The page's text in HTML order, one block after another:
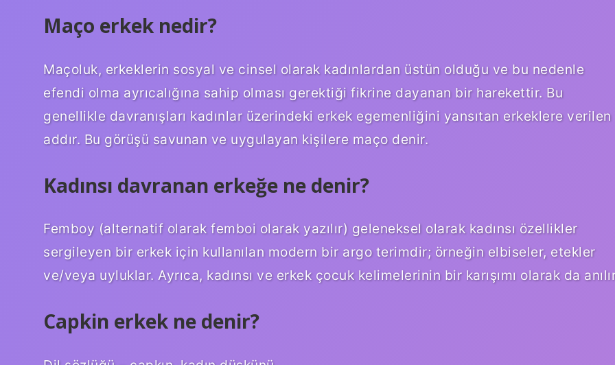
Maço erkek nedir?
Maçoluk, erkeklerin sosyal ve cinsel olarak kadınlardan üstün olduğu ve bu nedenle
efendi olma ayrıcalığına sahip olması gerektiği fikrine dayanan bir harekettir. Bu
genellikle davranışları kadınlar üzerindeki erkek egemenliğini yansıtan erkeklere verilen
addır. Bu görüşü savunan ve uygulayan kişilere maço denir.
Kadınsı davranan erkeğe ne denir?
Femboy (alternatif olarak femboi olarak yazılır) geleneksel olarak kadınsı özellikler
sergileyen bir erkek için kullanılan modern bir argo terimdir; örneğin elbiseler, etekler
ve/veya uyluklar. Ayrıca, kadınsı ve erkek çocuk kelimelerinin bir karışımı olarak da
Capkin erkek ne denir?